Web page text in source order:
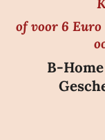
of voor 6
B-